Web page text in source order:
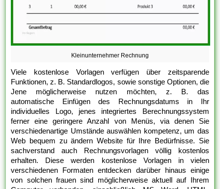
Kleinunternehmer Rechnung
Viele kostenlose Vorlagen verfügen über zeitsparende
Funktionen, z. B. Standardlogos, sowie sonstige Optionen, die
Jene möglicherweise nutzen möchten, z. B. das
automatische Einfügen des Rechnungsdatums in Ihr
individuelles Logo, jenes integriertes Berechnungssystem
ferner eine geringere Anzahl von Menüs, via denen Sie
verschiedenartige Umstände auswählen kompetenz, um das
Web bequem zu ändern Website für Ihre Bedürfnisse. Sie
sachverstand auch Rechnungsvorlagen völlig kostenlos
erhalten. Diese werden kostenlose Vorlagen in vielen
verschiedenen Formaten entdecken darüber hinaus einige
von solchen frauen sind möglicherweise aktuell auf Ihrem